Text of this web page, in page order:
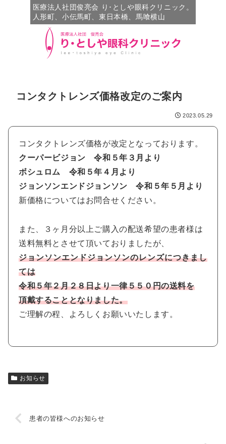
医療法人社団俊亮会 り･としや眼科クリニック。
人形町、小伝馬町、東日本橋、馬喰横山
コンタクトレンズ価格改定のご案内
2023.05.29
コンタクトレンズ価格が改定となっております。
クーパービジョン 令和５年３月より
ボシュロム 令和５年４月より
ジョンソンエンドジョンソン 令和５年５月より
新価格についてはお問合せください。
また、３ヶ月分以上ご購入の配送希望の患者様は
送料無料とさせて頂いておりましたが、
ジョンソンエンドジョンソンのレンズにつきまし
ては
令和５年２月２８日より一律５５０円の送料を
頂戴することとなりました。
ご理解の程、よろしくお願いいたします。
お知らせ
患者の皆様へのお知らせ